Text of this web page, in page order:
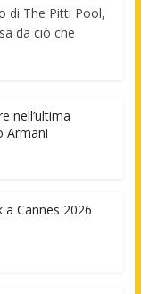
di The Pitti Pool,
da ciò che
nell’ultima
Armani
a Cannes 2026